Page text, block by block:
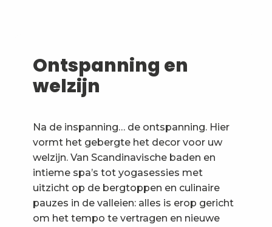
Ontspanning en
welzijn
Na de inspanning… de ontspanning. Hier
vormt het gebergte het decor voor uw
welzijn. Van Scandinavische baden en
intieme spa’s tot yogasessies met
uitzicht op de bergtoppen en culinaire
pauzes in de valleien: alles is erop gericht
om het tempo te vertragen en nieuwe